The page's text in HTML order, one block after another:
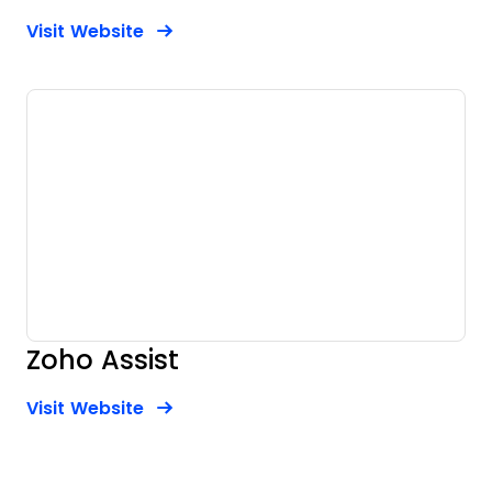
Visit WebsiteOpens New Window
Zoho Assist
Visit WebsiteOpens New Window